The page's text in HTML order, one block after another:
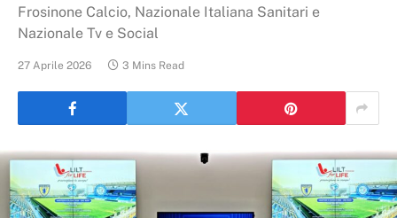
Frosinone Calcio, Nazionale Italiana Sanitari e
Nazionale Tv e Social
27 Aprile 2026 3 Mins Read